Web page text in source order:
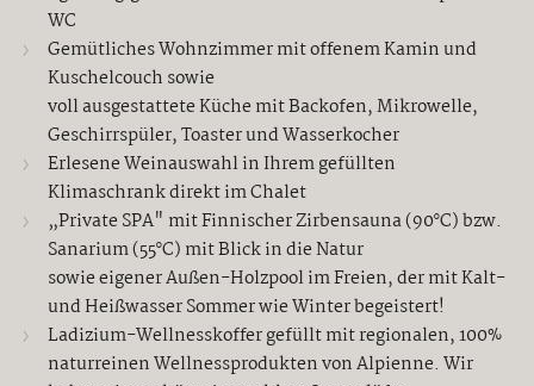
WC
Gemütliches Wohnzimmer mit offenem Kamin und
Kuschelcouch sowie
voll ausgestattete Küche mit Backofen, Mikrowelle,
Geschirrspüler, Toaster und Wasserkocher
Erlesene Weinauswahl in Ihrem gefüllten
Klimaschrank direkt im Chalet
„Private SPA" mit Finnischer Zirbensauna (90°C) bzw.
Sanarium (55°C) mit Blick in die Natur
sowie eigener Außen-Holzpool im Freien, der mit Kalt-
und Heißwasser Sommer wie Winter begeistert!
Ladizium-Wellnesskoffer gefüllt mit regionalen, 100%
naturreinen Wellnessprodukten von Alpienne. Wir